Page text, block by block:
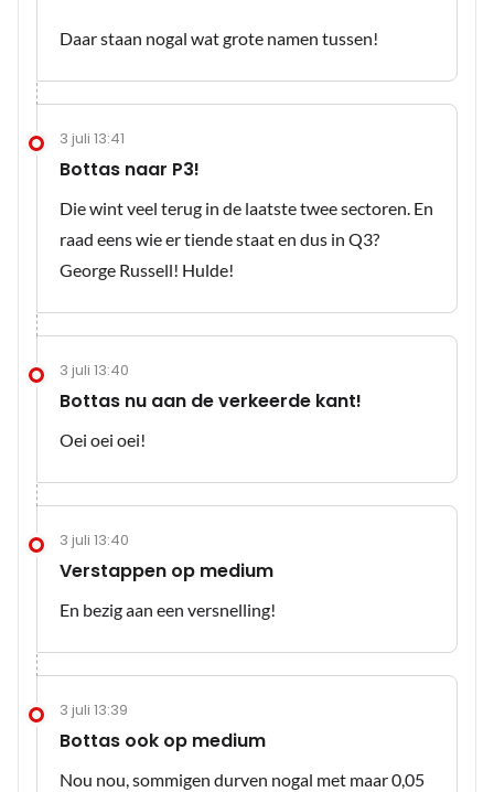
Daar staan nogal wat grote namen tussen!
3 juli 13:41
Bottas naar P3!
Die wint veel terug in de laatste twee sectoren. En
raad eens wie er tiende staat en dus in Q3?
George Russell! Hulde!
3 juli 13:40
Bottas nu aan de verkeerde kant!
Oei oei oei!
3 juli 13:40
Verstappen op medium
En bezig aan een versnelling!
3 juli 13:39
Bottas ook op medium
Nou nou, sommigen durven nogal met maar 0,05